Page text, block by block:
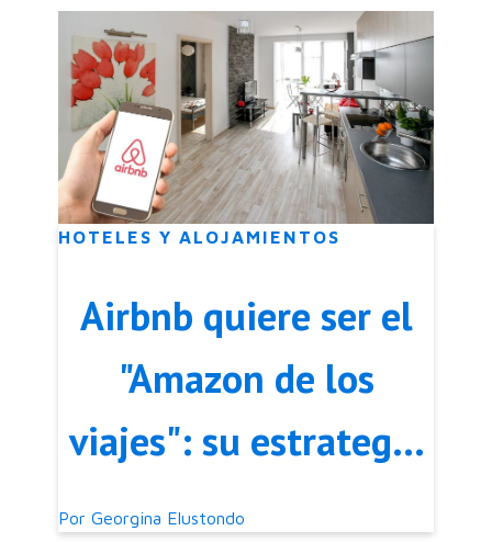
momentos
HOTELES Y ALOJAMIENTOS
Airbnb quiere ser el
"Amazon de los
viajes": su estrategia
2025
Por Georgina Elustondo